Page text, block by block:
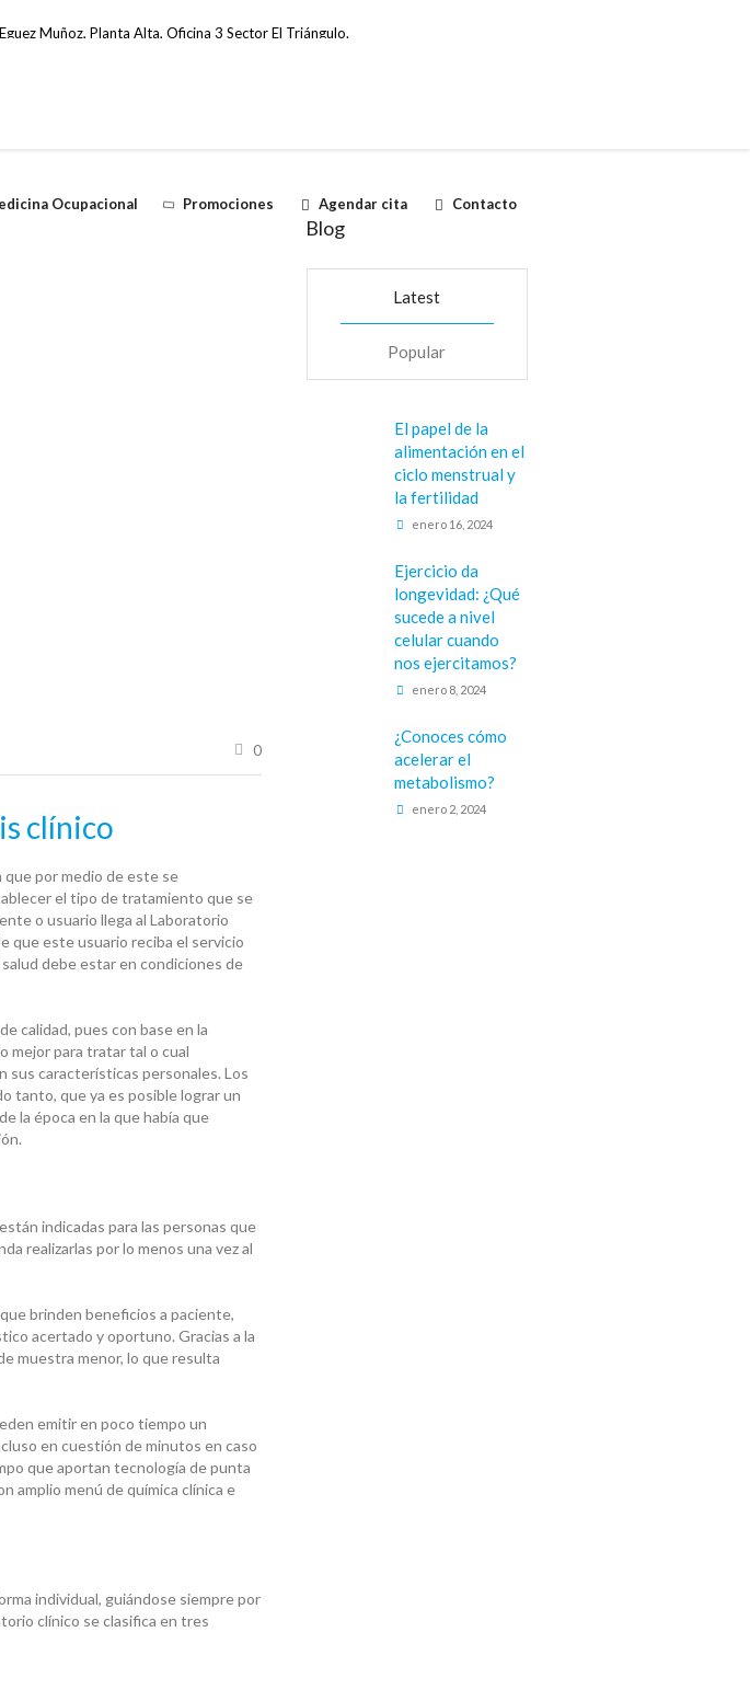
Muñoz, Planta Alta, Oficina 3 Sector El Triángulo.
Ocupacional Promociones Agendar cita Contacto
0
clínico
que por medio de este se
el tipo de tratamiento que se
o usuario llega al Laboratorio
que este usuario reciba el servicio
debe estar en condiciones de
calidad, pues con base en la
mejor para tratar tal o cual
sus características personales. Los
tanto, que ya es posible lograr un
la época en la que había que
indicadas para las personas que
realizarlas por lo menos una vez al
brinden beneficios a paciente,
acertado y oportuno. Gracias a la
muestra menor, lo que resulta
emitir en poco tiempo un
en cuestión de minutos en caso
que aportan tecnología de punta
amplio menú de química clínica e
individual, guiándose siempre por
clínico se clasifica en tres
Blog
Latest
Popular
El papel de la
alimentación en el
ciclo menstrual y
la fertilidad
enero 16, 2024
Ejercicio da
longevidad: ¿Qué
sucede a nivel
celular cuando
nos ejercitamos?
enero 8, 2024
¿Conoces cómo
acelerar el
metabolismo?
enero 2, 2024